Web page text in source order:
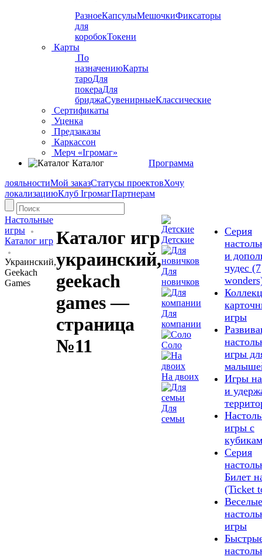
РазноеКапсулыМешочкиФиксаторы
для
коробокТокени
Карты
По
назначениюКарты
тароДля
покераДля
бриджаСувенирныеКлассические
Сертификаты
Уценка
Предзаказы
Каркассон
Мерч «Ігромаг»
Каталог
Программа
лояльностиМой заказСтатусы проектовХочу
локализациюКлуб ІгромагПартнерам
Настольные
игры
Каталог игр
Украинский,
Geekach
Games
Каталог игр
украинский,
geekach
games —
страница
№11
Детские
Для
новичков
Для
компании
Соло
На двоих
Для
семьи
Серия
и
чудес (7
игры
игры
Игры на
и
игры с
Серия
Билет
(Ticket
Веселые
игры